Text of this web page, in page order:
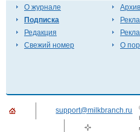
О журнале
Подписка
Редакция
Свежий номер
О
support@milkbranch.ru